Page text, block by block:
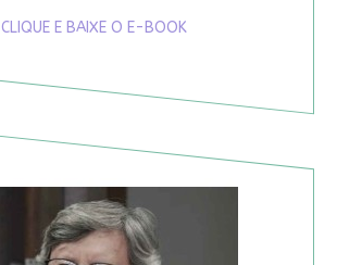
CLIQUE E BAIXE O E-BOOK